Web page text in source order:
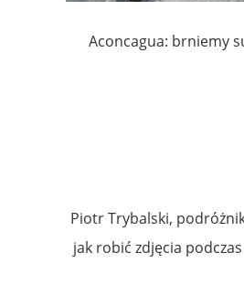
Aconcagua: brniemy
Piotr Trybalski,
jak robić zdjęcia